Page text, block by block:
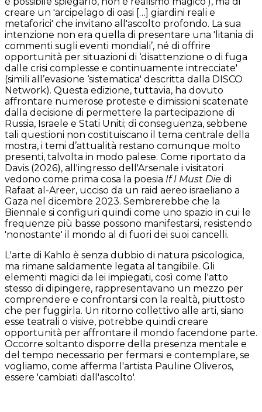
creare un 'arcipelago di oasi […] giardini reali e
metaforici' che invitano all'ascolto profondo. La sua
intenzione non era quella di presentare una 'litania di
commenti sugli eventi mondiali’, né di offrire
opportunità per situazioni di ‘disattenzione o di fuga
dalle crisi complesse e continuamente intrecciate'
(simili all’evasione ‘sistematica' descritta dalla DISCO
Network). Questa edizione, tuttavia, ha dovuto
affrontare numerose proteste e dimissioni scatenate
dalla decisione di permettere la partecipazione di
Russia, Israele e Stati Uniti; di conseguenza, sebbene
tali questioni non costituiscano il tema centrale della
mostra, i temi d’attualità restano comunque molto
presenti, talvolta in modo palese. Come riportato da
Davis (2026), all'ingresso dell'Arsenale i visitatori
vedono come prima cosa la poesia If I Must Die di
Rafaat al-Areer, ucciso da un raid aereo israeliano a
Gaza nel dicembre 2023. Sembrerebbe che la
Biennale si configuri quindi come uno spazio in cui le
frequenze più basse possono manifestarsi, resistendo
'nonostante' il mondo al di fuori dei suoi cancelli.
L'arte di Kahlo è senza dubbio di natura psicologica,
ma rimane saldamente legata al tangibile. Gli
elementi magici da lei impiegati, così come l'atto
stesso di dipingere, rappresentavano un mezzo per
comprendere e confrontarsi con la realtà, piuttosto
che per fuggirla. Un ritorno collettivo alle arti, siano
esse teatrali o visive, potrebbe quindi creare
opportunità per affrontare il mondo facendone parte.
Occorre soltanto disporre della presenza mentale e
del tempo necessario per fermarsi e contemplare, se
vogliamo, come afferma l'artista Pauline Oliveros,
essere 'cambiati dall'ascolto'.